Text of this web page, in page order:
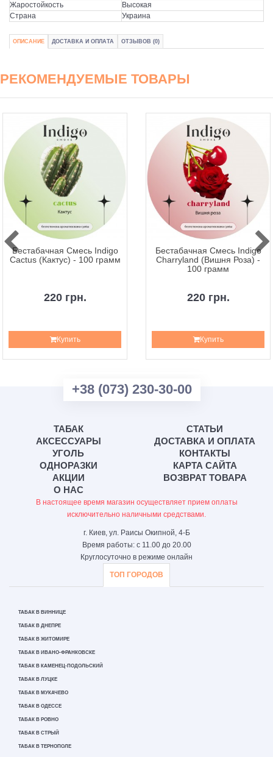
Жаростойкость
Высокая
Страна
Украина
ОПИСАНИЕ ДОСТАВКА И ОПЛАТА ОТЗЫВОВ (0)
РЕКОМЕНДУЕМЫЕ ТОВАРЫ
Бестабачная Смесь Indigo
Cactus (Кактус) - 100 грамм
220 грн.
Купить
Бестабачная Смесь Indigo
Charryland (Вишня Роза) -
100 грамм
220 грн.
Купить
+38 (073) 230-30-00
ТАБАК
АКСЕССУАРЫ
УГОЛЬ
ОДНОРАЗКИ
АКЦИИ
О НАС
СТАТЬИ
ДОСТАВКА И ОПЛАТА
КОНТАКТЫ
КАРТА САЙТА
ВОЗВРАТ ТОВАРА
В настоящее время магазин осуществляет прием оплаты
исключительно наличными средствами.
г. Киев, ул. Раисы Окипной, 4-Б
Время работы: с 11.00 до 20.00
Круглосуточно в режиме онлайн
ТОП ГОРОДОВ
ТАБАК В ВИННИЦЕ
ТАБАК В ДНЕПРЕ
ТАБАК В ЖИТОМИРЕ
ТАБАК В ИВАНО-ФРАНКОВСКЕ
ТАБАК В КАМЕНЕЦ-ПОДОЛЬСКИЙ
ТАБАК В ЛУЦКЕ
ТАБАК В МУКАЧЕВО
ТАБАК В ОДЕССЕ
ТАБАК В РОВНО
ТАБАК В СТРЫЙ
ТАБАК В ТЕРНОПОЛЕ